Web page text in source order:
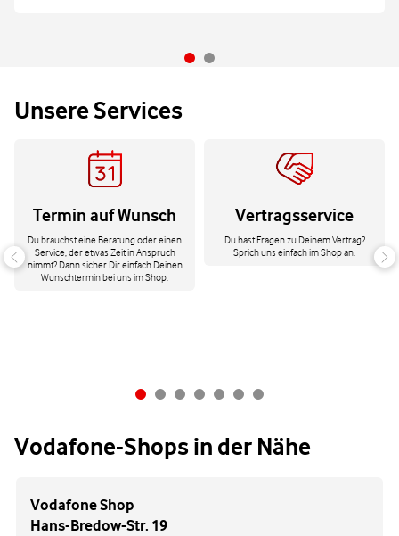
Unsere Services
Termin auf Wunsch
Du brauchst eine Beratung oder einen
Service, der etwas Zeit in Anspruch
nimmt? Dann sicher Dir einfach Deinen
Wunschtermin bei uns im Shop.
Vertragsservice
Du hast Fragen zu Deinem Vertrag?
Sprich uns einfach im Shop an.
Vodafone-Shops in der Nähe
Vodafone Shop
Hans-Bredow-Str. 19